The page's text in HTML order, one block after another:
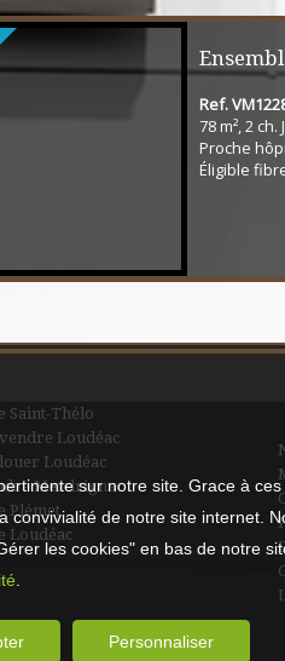
petit
un WC.
Ref.
78 m², 2
Proche
Éligible
Saint-Thélo
Loudéac
Loudéac
Merdrignac
Plémet
Loudéac
sur notre site. Grace à
de notre site internet.
les cookies" en bas de notre
Personnaliser